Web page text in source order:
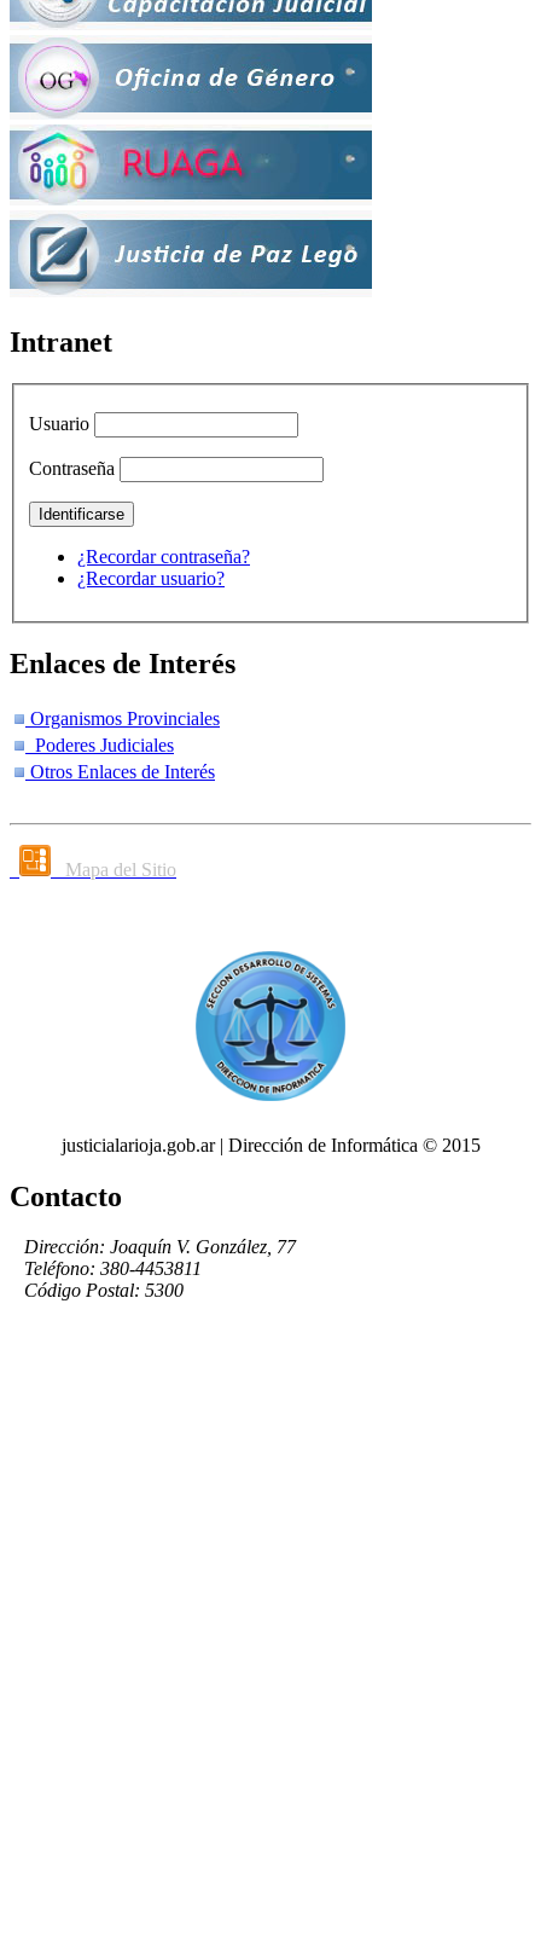
Intranet
Usuario
Contraseña
¿Recordar contraseña?
¿Recordar usuario?
Enlaces de Interés
Organismos Provinciales
Poderes Judiciales
Otros Enlaces de Interés
Mapa del Sitio
justicialarioja.gob.ar | Dirección de Informática © 2015
Contacto
Dirección: Joaquín V. González, 77
Teléfono: 380-4453811
Código Postal: 5300